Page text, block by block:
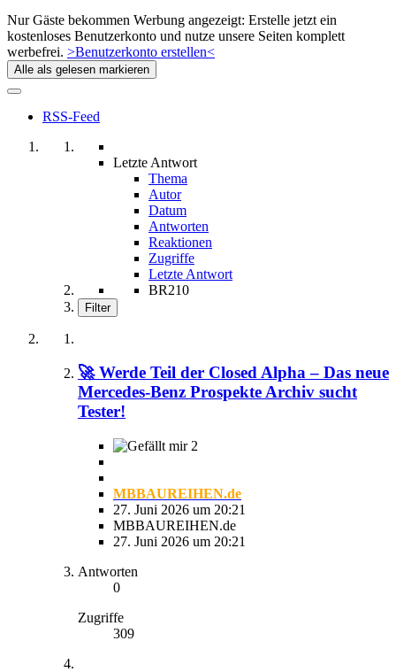
Nur Gäste bekommen Werbung angezeigt: Erstelle jetzt ein
kostenloses Benutzerkonto und nutze unsere Seiten komplett
werbefrei. >Benutzerkonto erstellen<
Alle als gelesen markieren
RSS-Feed
Letzte Antwort
Thema
Autor
Datum
Antworten
Reaktionen
Zugriffe
Letzte Antwort
BR210
Filter
🚀 Werde Teil der Closed Alpha – Das neue
Mercedes-Benz Prospekte Archiv sucht
Tester!
2
MBBAUREIHEN.de
27. Juni 2026 um 20:21
MBBAUREIHEN.de
27. Juni 2026 um 20:21
Antworten
0
Zugriffe
309